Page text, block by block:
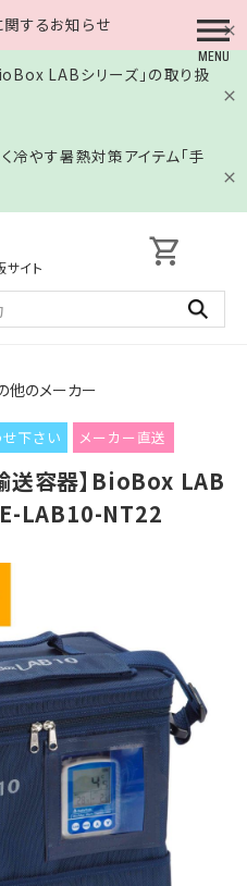
するお知らせ
LABシリーズ」の取り扱
冷やす暑熱対策アイテム「手
イト shopping_cart
他のメーカー
下さい メーカー直送
送容器】BioBox LAB
LAB10-NT22